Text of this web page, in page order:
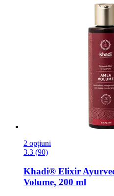
2 opțiuni
3.3 (90)
Khadi® Elixir
Volume, 200 ml